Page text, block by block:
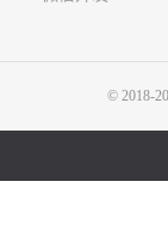
© 2018-